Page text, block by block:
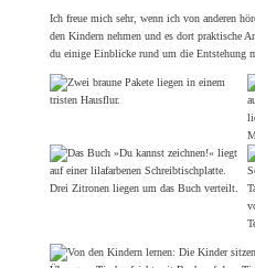
Ich freue mich sehr, wenn ich von anderen
den Kindern nehmen und es dort praktische
du einige Einblicke rund um die Entstehung